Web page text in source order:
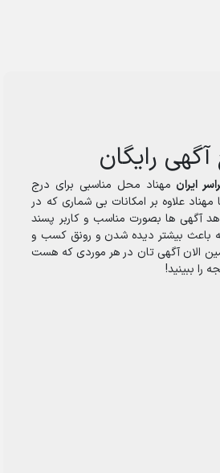
رایگان
ایران مهناد محل مناسبی برای درج
علاوه بر امکانات بی شماری که در
دهد آگهی ها بصورت مناسب و کاربر پسند
باعث بیشتر دیده شدن و رونق کسب و
الان آگهی تان در هر موردی که هست
را ببینید!